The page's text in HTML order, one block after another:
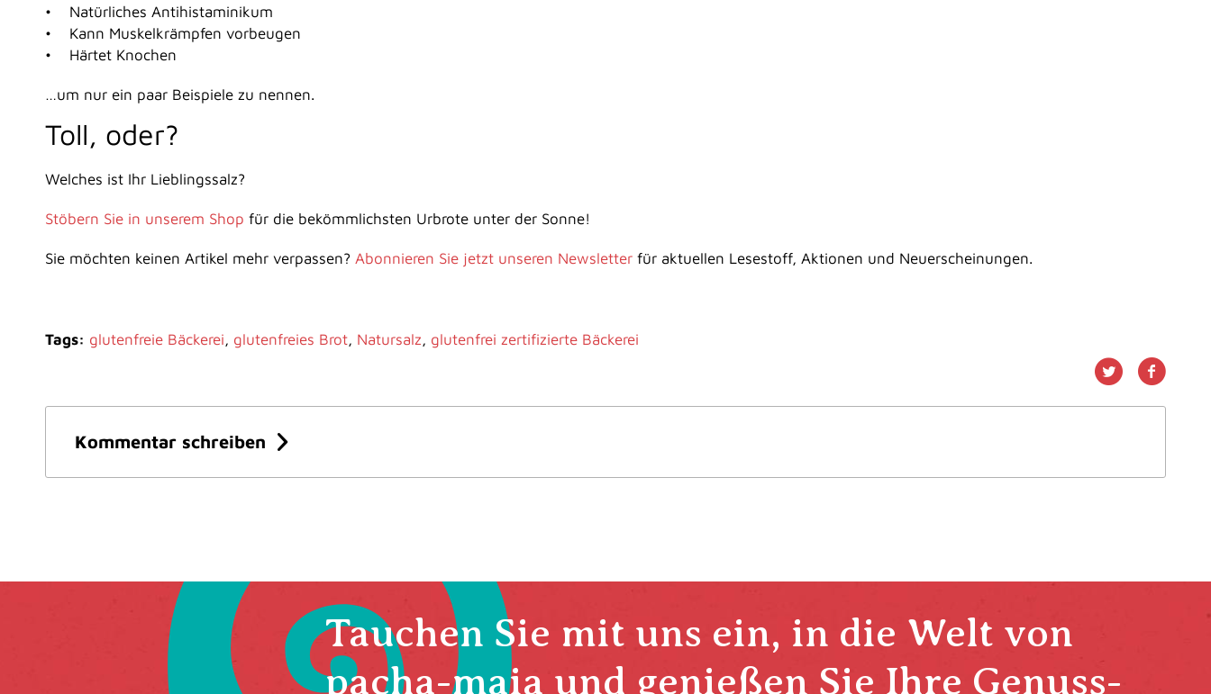
• Natürliches Antihistaminikum
• Kann Muskelkrämpfen vorbeugen
• Härtet Knochen
…um nur ein paar Beispiele zu nennen.
Toll, oder?
Welches ist Ihr Lieblingssalz?
Stöbern Sie in unserem Shop für die bekömmlichsten Urbrote unter der Sonne!
Sie möchten keinen Artikel mehr verpassen? Abonnieren Sie jetzt unseren Newsletter für aktuellen Lesestoff, Aktionen und Neuerscheinungen.
Tags: glutenfreie Bäckerei, glutenfreies Brot, Natursalz, glutenfrei zertifizierte Bäckerei
Kommentar schreiben
Tauchen Sie mit uns ein, in die Welt von
pacha-maia und genießen Sie Ihre Genuss-